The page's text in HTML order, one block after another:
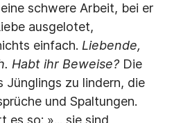
schwere Arbeit, bei er
ausgelotet,
einfach. Liebende,
Habt ihr Beweise? Die
Jünglings zu lindern, die
und Spaltungen.
es so: »... sie sind